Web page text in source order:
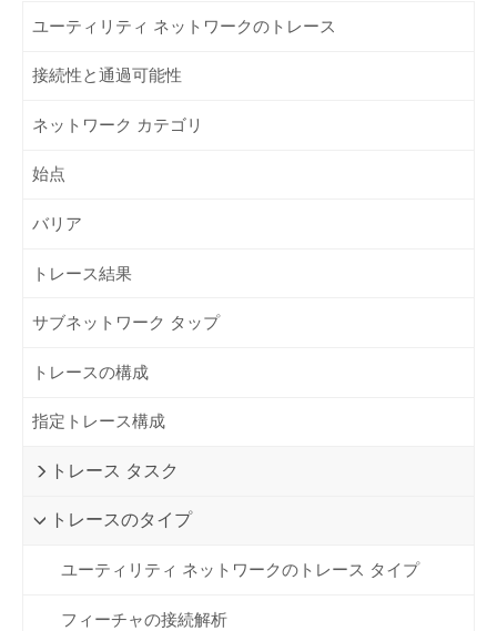
ユーティリティ ネットワークのトレース
接続性と通過可能性
ネットワーク カテゴリ
始点
バリア
トレース結果
サブネットワーク タップ
トレースの構成
指定トレース構成
トレース タスク
トレースのタイプ
ユーティリティ ネットワークのトレース タイプ
フィーチャの接続解析